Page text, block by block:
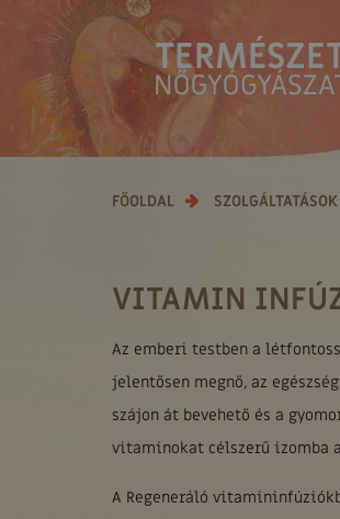
FŐOLDAL SZOLGÁLTATÁSOK
VITAMIN
Az emberi testben a
jelentősen megnő, az
szájon át bevehető és a
vitaminokat célszerű izomba
A Regeneráló